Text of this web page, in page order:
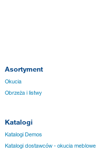
Asortyment
Okucia
Obrzeża i listwy
Katalogi
Katalogi Demos
Katalogi dostawców - okucia meblowe